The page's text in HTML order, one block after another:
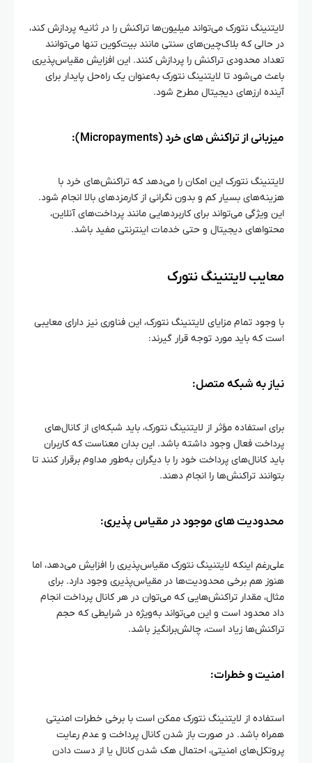
لایتنینگ نتورک می‌تواند میلیون‌ها تراکنش را در ثانیه پردازش کند،
در حالی که بلاک‌چین‌های سنتی مانند بیت‌کوین تنها می‌توانند
تعداد محدودی تراکنش را پردازش کنند. این افزایش مقیاس‌پذیری
باعث می‌شود تا لایتنینگ نتورک به‌عنوان یک راه‌حل پایدار برای
آینده ارزهای دیجیتال مطرح شود.
میزبانی از تراکنش‌ های خرد (Micropayments):
لایتنینگ نتورک این امکان را می‌دهد که تراکنش‌های خرد با
هزینه‌های بسیار کم و بدون نگرانی از کارمزدهای بالا انجام شود.
این ویژگی می‌تواند برای کاربردهایی مانند پرداخت‌های آنلاین،
محتواهای دیجیتال و حتی خدمات اینترنتی مفید باشد.
معایب لایتنینگ نتورک
با وجود تمام مزایای لایتنینگ نتورک، این فناوری نیز دارای معایبی
است که باید مورد توجه قرار گیرند:
نیاز به شبکه متصل:
برای استفاده مؤثر از لایتنینگ نتورک، باید شبکه‌ای از کانال‌های
پرداخت فعال وجود داشته باشد. این بدان معناست که کاربران
باید کانال‌های پرداخت خود را با دیگران به‌طور مداوم برقرار کنند تا
بتوانند تراکنش‌ها را انجام دهند.
محدودیت‌ های موجود در مقیاس‌ پذیری:
علی‌رغم اینکه لایتنینگ نتورک مقیاس‌پذیری را افزایش می‌دهد، اما
هنوز هم برخی محدودیت‌ها در مقیاس‌پذیری وجود دارد. برای
مثال، مقدار تراکنش‌هایی که می‌توان در هر کانال پرداخت انجام
داد محدود است و این می‌تواند به‌ویژه در شرایطی که حجم
تراکنش‌ها زیاد است، چالش‌برانگیز باشد.
امنیت و خطرات:
استفاده از لایتنینگ نتورک ممکن است با برخی خطرات امنیتی
همراه باشد. در صورت باز شدن کانال پرداخت و عدم رعایت
پروتکل‌های امنیتی، احتمال هک شدن کانال یا از دست دادن